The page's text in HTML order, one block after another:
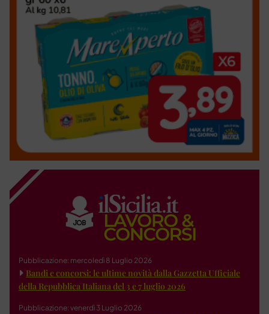
Pubblicazione: mercoledì 8 Luglio 2026
Bandi e concorsi: le ultime novità dalla Gazzetta Ufficiale
della Repubblica Italiana del 3 e 7 luglio 2026
Pubblicazione: venerdì 3 Luglio 2026